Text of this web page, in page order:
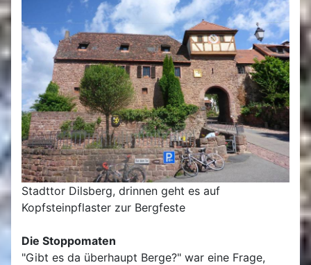
Stadttor Dilsberg, drinnen geht es auf
Kopfsteinpflaster zur Bergfeste
Die Stoppomaten
"Gibt es da überhaupt Berge?" war eine Frage,